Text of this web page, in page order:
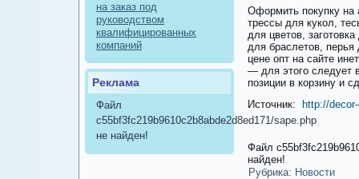
на заказ под
руководством
квалифицированных
компаний
Реклама
Файл
c55bf3fc219b9610c2b8abde2d8ed171/sape.php
не найден!
Оформить покупку на
трессы для кукол,
для цветов,
для браслетов,
цене опт на сайте
— для этого следует
позиции в корзину и
Источник:
http://
Файл
найден!
Рубрика: Новости